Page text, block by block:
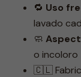
🔁 Uso
lavado
🧼
o incoloro
🇨🇱